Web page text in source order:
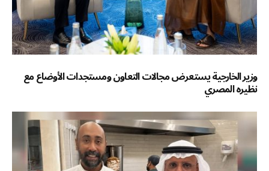
وزير الخارجية يستعرض مجالات التعاون ومستجدات الأوضاع مع
نظيره المصري